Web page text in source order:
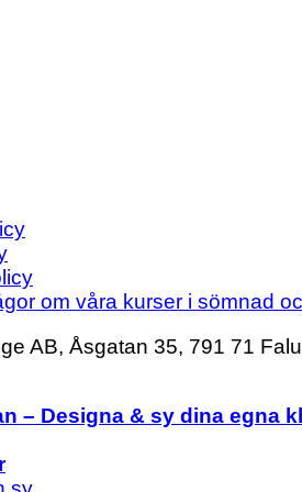
om våra kurser i sömnad
AB, Åsgatan 35, 791 71